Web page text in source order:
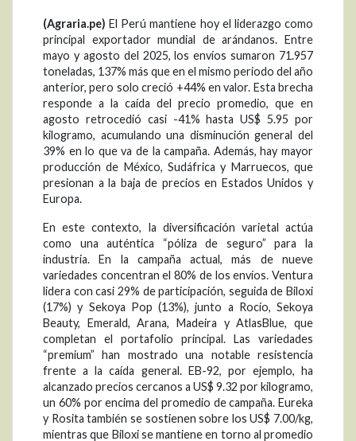
(Agraria.pe)El Perú mantiene hoy el liderazgo como
principal exportador mundial de arándanos. Entre
mayo y agosto del 2025, los envíos sumaron 71.957
toneladas, 137% más que en el mismo periodo del año
anterior, pero solo creció +44% en valor. Esta brecha
responde a la caída del precio promedio, que en
agosto retrocedió casi -41% hasta US$ 5.95 por
kilogramo, acumulando una disminución general del
39% en lo que va de la campaña. Además, hay mayor
producción de México, Sudáfrica y Marruecos, que
presionan a la baja de precios en Estados Unidos y
Europa.
En este contexto, la diversificación varietal actúa
como una auténtica “póliza de seguro” para la
industria. En la campaña actual, más de nueve
variedades concentran el 80% de los envíos. Ventura
lidera con casi 29% de participación, seguida de Biloxi
(17%) y Sekoya Pop (13%), junto a Rocío, Sekoya
Beauty, Emerald, Arana, Madeira y AtlasBlue, que
completan el portafolio principal. Las variedades
“premium” han mostrado una notable resistencia
frente a la caída general. EB-92, por ejemplo, ha
alcanzado precios cercanos a US$ 9.32 por kilogramo,
un 60% por encima del promedio de campaña. Eureka
y Rosita también se sostienen sobre los US$ 7.00/kg,
mientras que Biloxi se mantiene en torno al promedio